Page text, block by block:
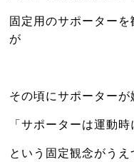
固定用のサポーター
が
その頃にサポーター
「サポーターは運動
という固定観念がう